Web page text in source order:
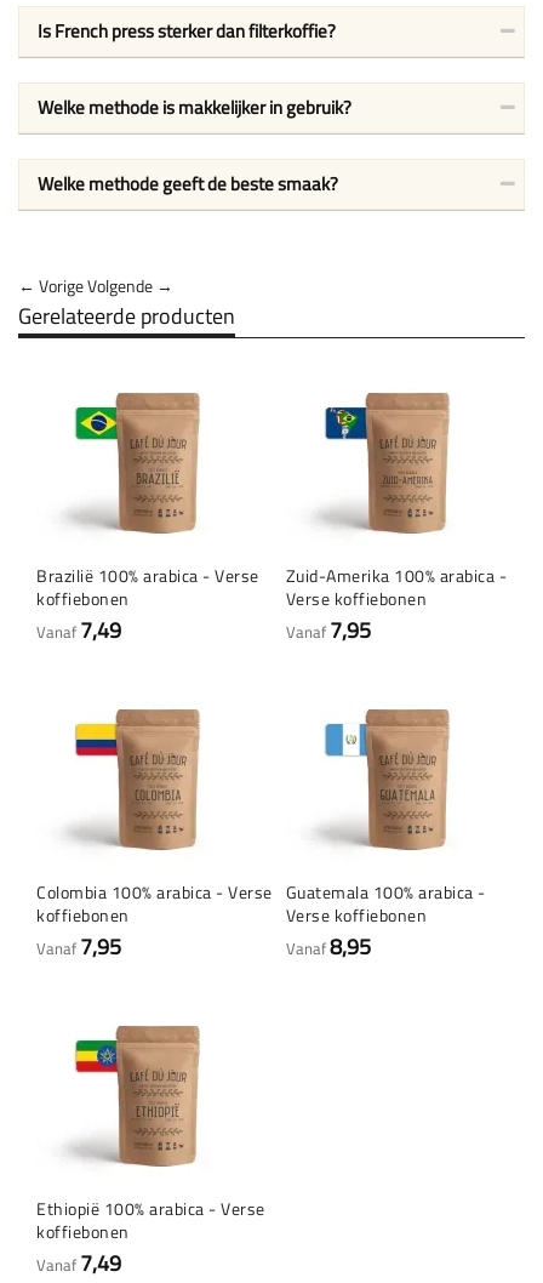
Is French press sterker dan filterkoffie?
Welke methode is makkelijker in gebruik?
Welke methode geeft de beste smaak?
← VorigeVolgende →
Gerelateerde producten
Brazilië 100% arabica - Verse
koffiebonen
Vanaf 7,49
Zuid-Amerika 100% arabica -
Verse koffiebonen
Vanaf 7,95
Colombia 100% arabica - Verse
koffiebonen
Vanaf 7,95
Guatemala 100% arabica -
Verse koffiebonen
Vanaf8,95
Ethiopië 100% arabica - Verse
koffiebonen
Vanaf 7,49